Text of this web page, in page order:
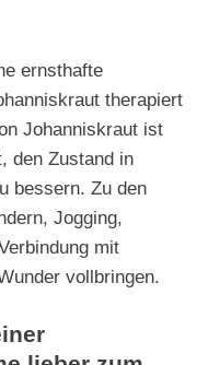
ernsthafte
therapiert
Johanniskraut ist
den Zustand in
bessern. Zu den
Jogging,
mit
vollbringen.